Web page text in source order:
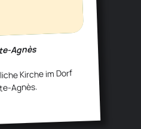
Agnès
Kirche im Dorf
Agnès.